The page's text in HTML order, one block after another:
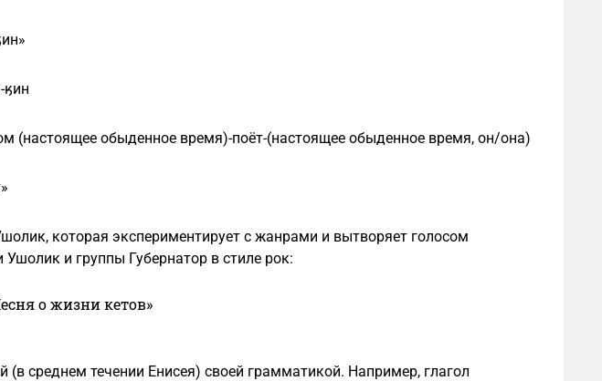
ӄин
(настоящее обыденное время)-поёт-(настоящее обыденное время, он/она)
которая экспериментирует с жанрами и вытворяет голосом
и группы Губернатор в стиле рок:
о жизни кетов»
(в среднем течении Енисея) своей грамматикой. Например, глагол